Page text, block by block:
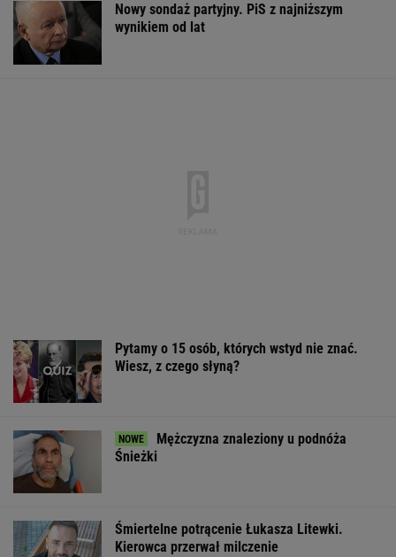
Nowy sondaż partyjny. PiS z najniższym
wynikiem od lat
Pytamy o 15 osób, których wstyd nie znać.
Wiesz, z czego słyną?
Mężczyzna znaleziony u podnóża
Śnieżki
Śmiertelne potrącenie Łukasza Litewki.
Kierowca przerwał milczenie